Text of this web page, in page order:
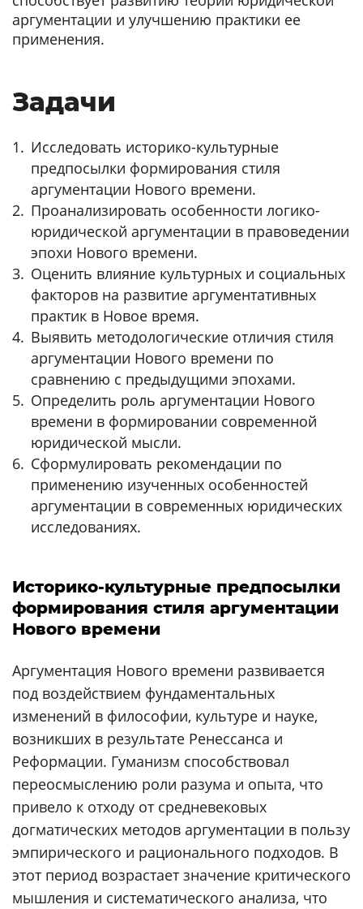
аргументации и улучшению практики ее
применения.
Задачи
Исследовать историко-культурные
предпосылки формирования стиля
аргументации Нового времени.
Проанализировать особенности логико-
юридической аргументации в правоведении
эпохи Нового времени.
Оценить влияние культурных и социальных
факторов на развитие аргументативных
практик в Новое время.
Выявить методологические отличия стиля
аргументации Нового времени по
сравнению с предыдущими эпохами.
Определить роль аргументации Нового
времени в формировании современной
юридической мысли.
Сформулировать рекомендации по
применению изученных особенностей
аргументации в современных юридических
исследованиях.
Историко-культурные предпосылки
формирования стиля аргументации
Нового времени
Аргументация Нового времени развивается
под воздействием фундаментальных
изменений в философии, культуре и науке,
возникших в результате Ренессанса и
Реформации. Гуманизм способствовал
переосмыслению роли разума и опыта, что
привело к отходу от средневековых
догматических методов аргументации в пользу
эмпирического и рационального подходов. В
этот период возрастает значение критического
мышления и систематического анализа, что